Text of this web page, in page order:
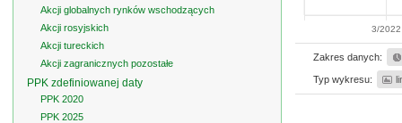
3/2022
Zakres danych:
Typ wykresu:
Akcji globalnych rynków wschodzących
Akcji rosyjskich
Akcji tureckich
Akcji zagranicznych pozostałe
PPK zdefiniowanej daty
PPK 2020
PPK 2025